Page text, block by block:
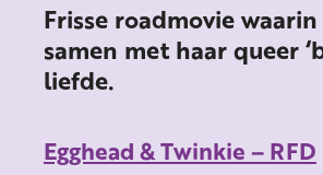
Frisse roadmovie
samen met haar queer
liefde.
Egghead & Twinkie – RFD